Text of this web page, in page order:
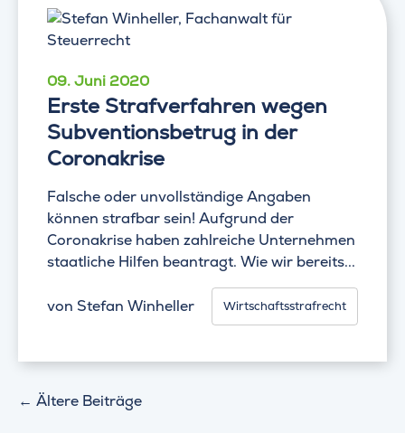
09. Juni 2020
Erste Strafverfahren wegen
Subventionsbetrug in der
Coronakrise
Falsche oder unvollständige Angaben
können strafbar sein! Aufgrund der
Coronakrise haben zahlreiche Unternehmen
staatliche Hilfen beantragt. Wie wir bereits...
von Stefan Winheller Wirtschaftsstrafrecht
← Ältere Beiträge